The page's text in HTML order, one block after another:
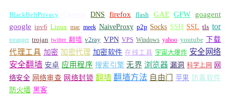
BlackBeltPrivacy DNS firefox flash GAE GFW
goagent
google ipv6 Linux mac meek NaiveProxy p2p Socks SSH SSL tls tor
toranger trojan twitter 翻墙 v2ray VPN VPS Windows yahoo youtube 下载
代理工具 加密 加密代理 加密软件 在线工具 宇宙大爆炸 安全网络
安全翻墙 安卓 应用程序 搜索引擎 无界 浏览器 漏洞 科学上网 网
络安全 网络审查 网络封锁 翻墙 翻墙方法 自由门 苹果 防毒软件
防火墙 黑客